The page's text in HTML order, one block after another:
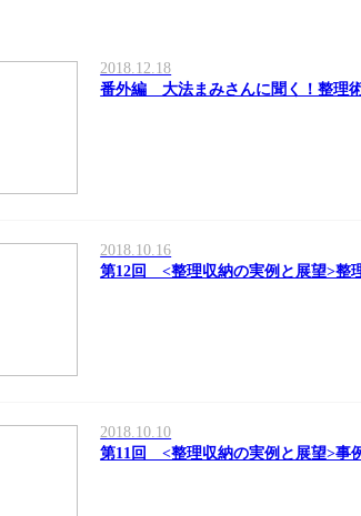
2018.12.18
番外編 大法まみさんに聞く！整理
2018.10.16
第12回 <整理収納の実例と展望>整
2018.10.10
第11回 <整理収納の実例と展望>事